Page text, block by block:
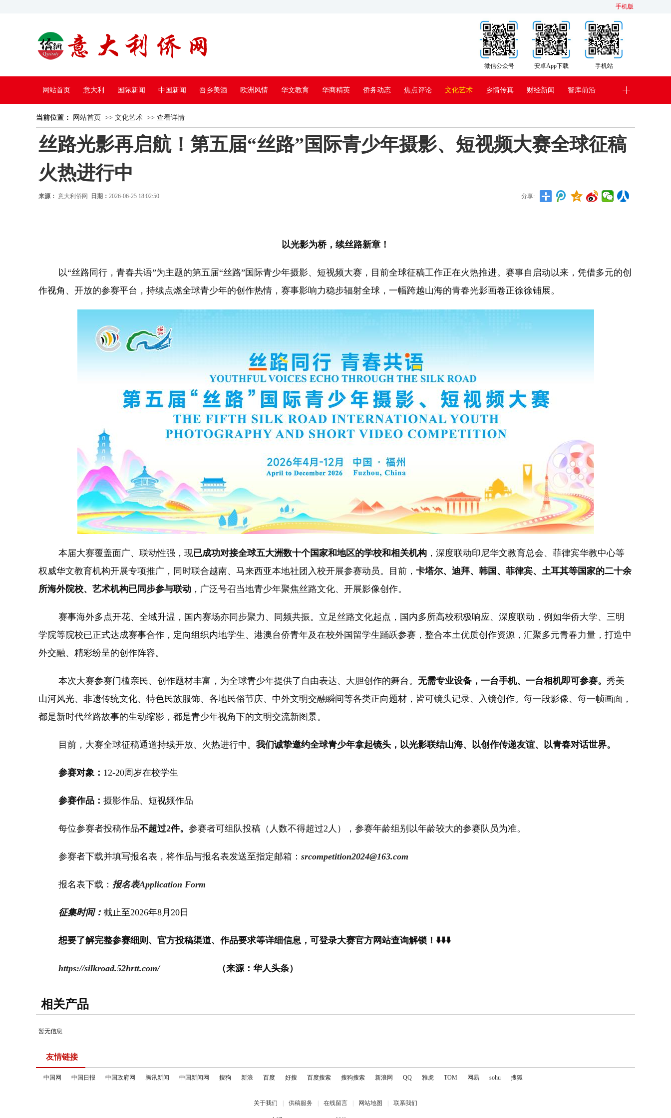
手机版
手机站
安卓App下载
微信公众号
网站首页 意大利 国际新闻 中国新闻 吾乡美酒 欧洲风情 华文教育 华商精英 侨务动态 焦点评论 文化艺术 乡情传真 财经新闻 智库前沿
中国电视
当前位置： 网站首页 >> 文化艺术 >> 查看详情
丝路光影再启航！第五届“丝路”国际青少年摄影、短视频大赛全球征稿
火热进行中
来源： 意大利侨网 日期： 2026-06-25 18:02:50 分享:
以光影为桥，续丝路新章！
以“丝路同行，青春共语”为主题的第五届“丝路”国际青少年摄影、短视频大赛，目前全球征稿工作正在火热推进。赛事自启动以来，凭借多元的创
作视角、开放的参赛平台，持续点燃全球青少年的创作热情，赛事影响力稳步辐射全球，一幅跨越山海的青春光影画卷正徐徐铺展。
本届大赛覆盖面广、联动性强，现已成功对接全球五大洲数十个国家和地区的学校和相关机构 ，深度联动印尼华文教育总会、菲律宾华教中心等
权威华文教育机构开展专项推广，同时联合越南、马来西亚本地社团入校开展参赛动员。目前， 卡塔尔、迪拜、韩国、菲律宾、土耳其等国家的二十余
所海外院校、艺术机构已同步参与联动 ，广泛号召当地青少年聚焦丝路文化、开展影像创作。
赛事海外多点开花、全域升温，国内赛场亦同步聚力、同频共振。立足丝路文化起点，国内多所高校积极响应、深度联动，例如华侨大学、三明
学院等院校已正式达成赛事合作，定向组织内地学生、港澳台侨青年及在校外国留学生踊跃参赛，整合本土优质创作资源，汇聚多元青春力量，打造中
外交融、精彩纷呈的创作阵容。
本次大赛参赛门槛亲民、创作题材丰富，为全球青少年提供了自由表达、大胆创作的舞台。 无需专业设备，一台手机、一台相机即可参赛。 秀美
山河风光、非遗传统文化、特色民族服饰、各地民俗节庆、中外文明交融瞬间等各类正向题材，皆可镜头记录、入镜创作。每一段影像、每一帧画面，
都是新时代丝路故事的生动缩影，都是青少年视角下的文明交流新图景。
目前，大赛全球征稿通道持续开放、火热进行中。 我们诚挚邀约全球青少年拿起镜头，以光影联结山海、以创作传递友谊、以青春对话世界。
参赛对象： 12-20周岁在校学生
参赛作品： 摄影作品、短视频作品
每位参赛者投稿作品不超过2件。 参赛者可组队投稿（人数不得超过2人），参赛年龄组别以年龄较大的参赛队员为准。
参赛者下载并填写报名表，将作品与报名表发送至指定邮箱： srcompetition2024@163.com
报名表下载： 报名表Application Form
征集时间： 截止至2026年8月20日
想要了解完整参赛细则、官方投稿渠道、作品要求等详细信息，可登录大赛官方网站查询解锁！⬇️⬇️⬇️
https://silkroad.52hrtt.com/ （来源：华人头条）
相关产品
暂无信息
友情链接
中国网 中国日报 中国政府网 腾讯新闻 中国新闻网 搜狗 新浪 百度 好搜 百度搜索 搜狗搜索 新浪网 QQ 雅虎 TOM 网易 sohu 搜狐
关于我们 供稿服务 在线留言 网站地图 联系我们